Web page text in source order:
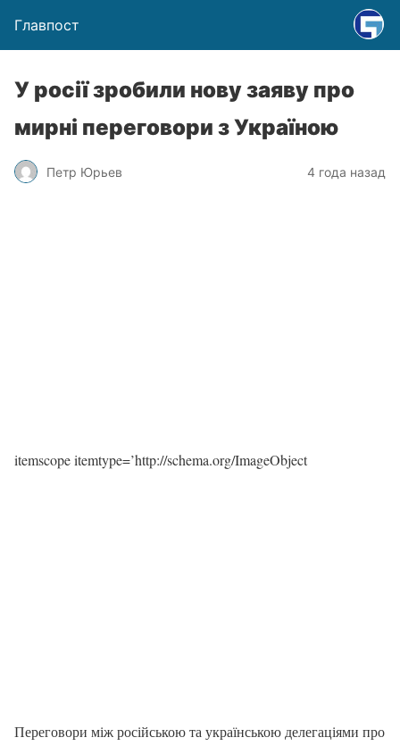
Главпост
У росії зробили нову заяву про
мирні переговори з Україною
Петр Юрьев 4 года назад
itemscope itemtype=’http://schema.org/ImageObject
Переговори між російською та українською делегаціями про